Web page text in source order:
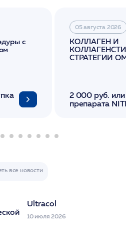
с
05 августа 2026
КОЛЛАГЕН И
СТРАТЕГИИ
2 000 руб. или
препарата
Ultracol
10 июля 2026